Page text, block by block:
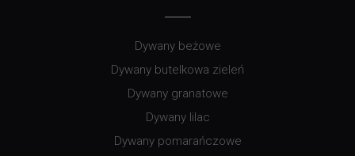
Dywany beżowe
Dywany butelkowa zieleń
Dywany granatowe
Dywany lilac
Dywany pomarańczowe